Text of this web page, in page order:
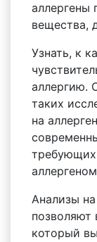
аллергены
вещества,
Узнать, к
аллергию.
таких
на
требующих
Анализы
позволяют
который